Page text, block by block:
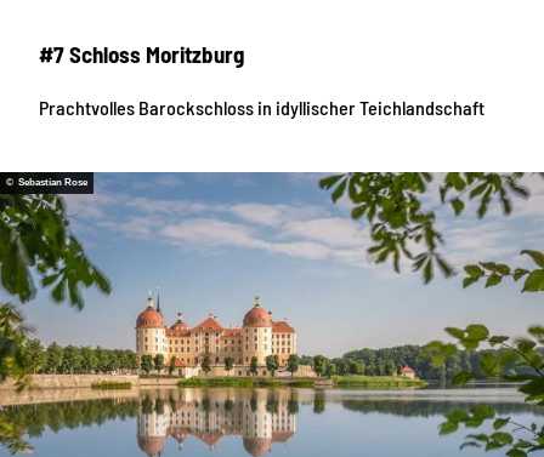
#7 Schloss Moritzburg
Prachtvolles Barockschloss in idyllischer Teichlandschaft
© Sebastian Rose